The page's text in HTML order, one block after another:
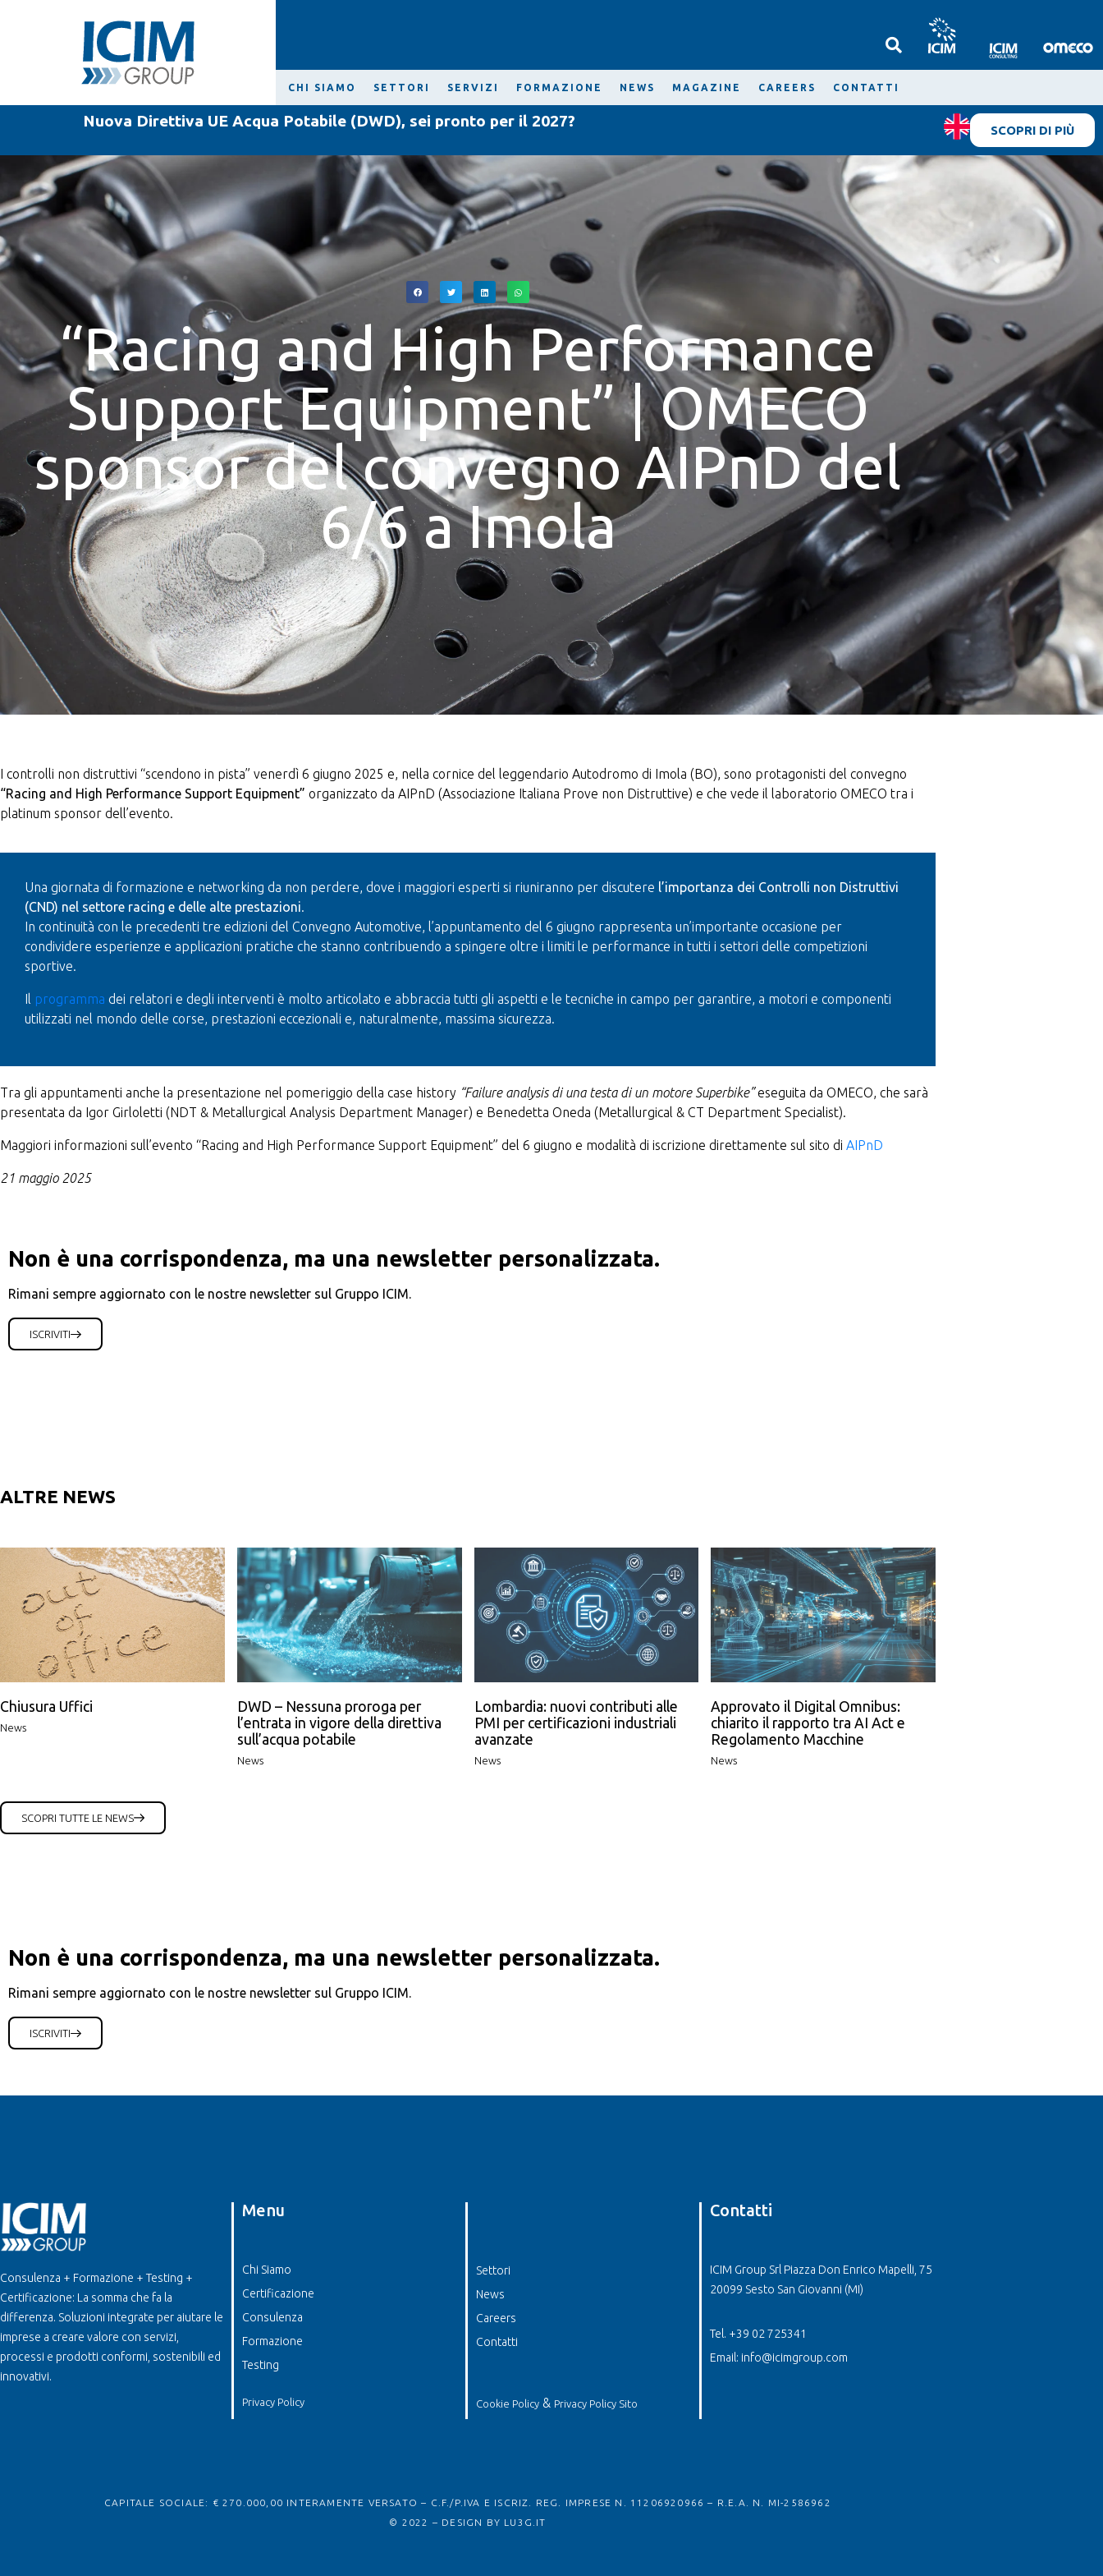
CHI SIAMO SETTORI SERVIZI FORMAZIONE NEWS MAGAZINE CAREERS CONTATTI
Nuova Direttiva UE Acqua Potabile (DWD), sei pronto per il 2027?
SCOPRI DI PIÙ
“Racing and High Performance
Support Equipment” | OMECO
sponsor del convegno AIPnD del
6/6 a Imola
I controlli non distruttivi “scendono in pista” venerdì 6 giugno 2025 e, nella cornice del leggendario Autodromo di Imola (BO), sono protagonisti del convegno
“Racing and High Performance Support Equipment” organizzato da AIPnD (Associazione Italiana Prove non Distruttive) e che vede il laboratorio OMECO tra i
platinum sponsor dell’evento.
Una giornata di formazione e networking da non perdere, dove i maggiori esperti si riuniranno per discutere l’importanza dei Controlli non Distruttivi
(CND) nel settore racing e delle alte prestazioni.
In continuità con le precedenti tre edizioni del Convegno Automotive, l’appuntamento del 6 giugno rappresenta un’importante occasione per
condividere esperienze e applicazioni pratiche che stanno contribuendo a spingere oltre i limiti le performance in tutti i settori delle competizioni
sportive.
Il programma dei relatori e degli interventi è molto articolato e abbraccia tutti gli aspetti e le tecniche in campo per garantire, a motori e componenti
utilizzati nel mondo delle corse, prestazioni eccezionali e, naturalmente, massima sicurezza.
Tra gli appuntamenti anche la presentazione nel pomeriggio della case history “Failure analysis di una testa di un motore Superbike”eseguita da OMECO, che sarà
presentata da Igor Girloletti (NDT & Metallurgical Analysis Department Manager) e Benedetta Oneda (Metallurgical & CT Department Specialist).
Maggiori informazioni sull’evento “Racing and High Performance Support Equipment” del 6 giugno e modalità di iscrizione direttamente sul sito di AIPnD
21 maggio 2025
Non è una corrispondenza, ma una newsletter personalizzata.
Rimani sempre aggiornato con le nostre newsletter sul Gruppo ICIM.
ISCRIVITI
ALTRE NEWS
Chiusura Uffici
News
DWD – Nessuna proroga per
l’entrata in vigore della direttiva
sull’acqua potabile
News
Lombardia: nuovi contributi alle
PMI per certificazioni industriali
avanzate
News
Approvato il Digital Omnibus:
chiarito il rapporto tra AI Act e
Regolamento Macchine
News
SCOPRI TUTTE LE NEWS
Non è una corrispondenza, ma una newsletter personalizzata.
Rimani sempre aggiornato con le nostre newsletter sul Gruppo ICIM.
ISCRIVITI
Consulenza + Formazione + Testing +
Certificazione: La somma che fa la
differenza. Soluzioni integrate per aiutare le
imprese a creare valore con servizi,
processi e prodotti conformi, sostenibili ed
innovativi.
Menu
Chi Siamo
Certificazione
Consulenza
Formazione
Testing
Privacy Policy
Settori
News
Careers
Contatti
Cookie Policy & Privacy Policy Sito
Contatti
ICIM Group Srl Piazza Don Enrico Mapelli, 75
20099 Sesto San Giovanni (MI)
Tel. +39 02 725341
Email: info@icimgroup.com
CAPITALE SOCIALE: € 270.000,00 INTERAMENTE VERSATO – C.F./P.IVA E ISCRIZ. REG. IMPRESE N. 11206920966 – R.E.A. N. MI-2586962
© 2022 – DESIGN BY LU3G.IT